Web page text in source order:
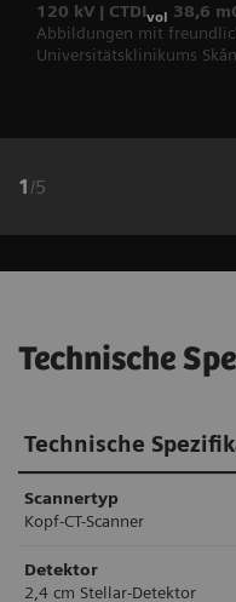
120 kV | CTDIvol 38,6
Abbildungen mit
Universitätsklinikums
1 /5
Technische
Technische
Scannertyp
Kopf-CT-Scanner
Detektor
2,4 cm Stellar-Detektor